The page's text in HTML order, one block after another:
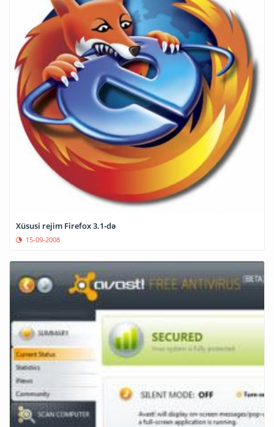
Xüsusi rejim Firefox 3.1-də
15-09-2008